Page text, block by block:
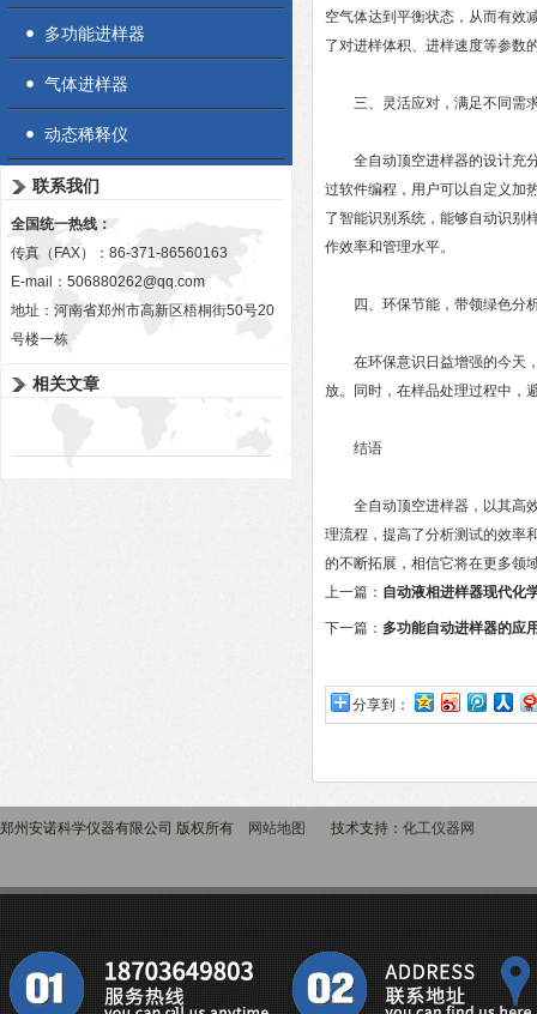
多功能进样器
气体进样器
动态稀释仪
联系我们
全国统一热线：
传真（FAX）：86-371-86560163
E-mail： 506880262@qq.com
地址：河南省郑州市高新区梧桐街50号20
号楼一栋
相关文章
空气体达到平衡状态，从而有效
了对进样体积、进样速度等参数
三、灵活应对，满足不同需
全自动顶空进样器的设计充分
过软件编程，用户可以自定义加
了智能识别系统，能够自动识别
作效率和管理水平。
四、环保节能，带领绿色分
在环保意识日益增强的今天，
放。同时，在样品处理过程中，
结语
全自动顶空进样器，以其高效
理流程，提高了分析测试的效率
的不断拓展，相信它将在更多领
上一篇： 自动液相进样器现代化
下一篇： 多功能自动进样器的应
分享到：
郑州安诺科学仪器有限公司 版权所有 网站地图 技术支持： 化工仪器网